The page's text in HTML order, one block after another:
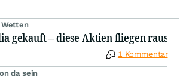
gekauft – diese Aktien fliegen raus
1 Kommentar
da sein